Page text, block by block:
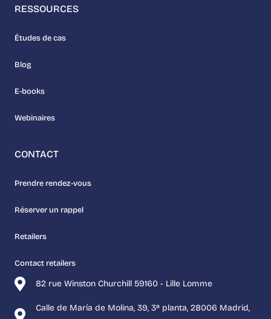
82 rue Winston Churchill 59160 - Lille Lomme
Calle de María de Molina, 39, 3ª planta, 28006 Madrid,
RESSOURCES
Études de cas
Blog
E-books
Webinaires
CONTACT
Prendre rendez-vous
Réserver un rappel
Retailers
Contact retailers